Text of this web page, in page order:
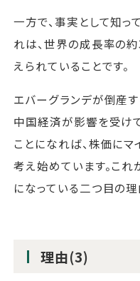
一方で、事実として知っ
れは、世界の成長率の
えられていることです。
エバーグランデが倒産
中国経済が影響を受け
ことになれば、株価に
考え始めています。これ
になっている二つ目の理
理由(3)